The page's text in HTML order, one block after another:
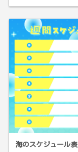
海のスケジュール表